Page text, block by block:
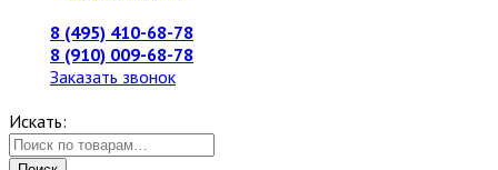
8 (495) 410-68-78
8 (910) 009-68-78
Заказать звонок
Искать: